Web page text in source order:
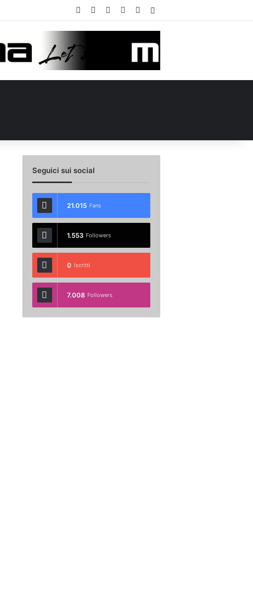
Facebook You TubeInstagramWhatsApp
Seguici sui social
21.015 Fans
1.553 Followers
0 Iscritti
7.008 Followers